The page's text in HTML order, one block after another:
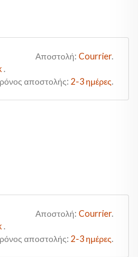
Αποστολή: Courrier.
.
αποστολής: 2-3 ημέρες.
Αποστολή: Courrier.
.
αποστολής: 2-3 ημέρες.